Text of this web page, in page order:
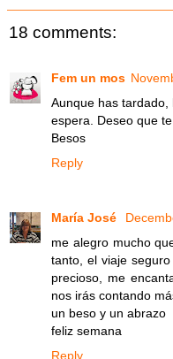
18 comments:
Fem un mos
Aunque has
espera. Deseo que
Besos
Reply
María José
me alegro mucho
tanto, el viaje
precioso, me
nos irás contando
un beso y un abrazo
feliz semana
Reply